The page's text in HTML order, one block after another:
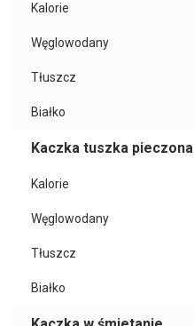
Kalorie
Węglowodany
Tłuszcz
Białko
Kaczka tuszka pieczona
Kalorie
Węglowodany
Tłuszcz
Białko